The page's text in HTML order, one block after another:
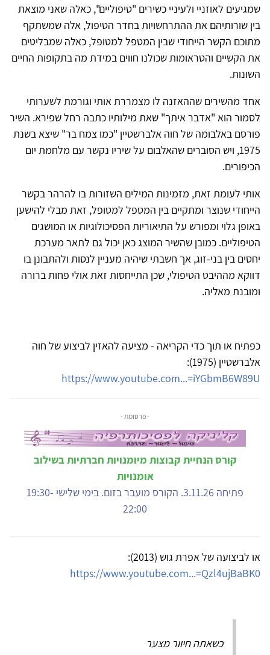
שמגיעים לאוזניי ולעיניי כשירים "טיפוליים", כאלה שאני מוצאת
בין שורותיהם את ההתרחשויות בחדר הטיפול, אלה שמשתקף
מתוכם הקשר הייחודי שבין המטפל למטופל, כאלה שמבליטים
את הקשיים והטראומות שכולנו חווים במידת מה בתקופות החיים
השונות.
אחד מהשירים שההאזנה לו מצמררת אותי וגורמת לשערותי
לסמור הוא "אדבר איתך" שאת מילותיו כתבה רחל שפירא. השיר
פורסם באלבומה של חוה אלברשטיין "כמו צמח בר" שיצא בשנת
1975, ויש הסוברים שהאלבום על שיריו נקשר עם מלחמת יום
הכיפורים.
אותי לעומת זאת, מזמינות המילים השזורות בו להרהר בקשר
הייחודי שנוצר ומתקיים בין המטפל למטופל, זאת מבלי להישען
באופן גלוי ומפורש על התיאוריות הפסיכולוגיות או המושגים
הטיפוליים. כמובן שהשיר המוצג כאן יכול גם לתאר מערכת
יחסים בין בני-זוג, אך חשבתי שיהיה מעניין לנסות ולהתבונן בו
דווקא מההיבט הטיפולי, שכן התייחסות זאת אולי פחות ברורה
ומובנת מאליה.
כפתיח או תוך כדי הקריאה - מציעה להאזין לביצוע של חוה
אלברשטיין (1975):
https://www.youtube.com...=iYGbmB6W89U
- פרסומת -
קורס הנחיית קבוצות מיומנויות חברתיות בשילוב
אומנויות
פתיחה 3.11.26. הקורס מועבר בזום. בימי שלישי 19:30-
22:00
או לביצועה של אפרת גוש (2013):
https://www.youtube.com...=Qzl4ujBaBK0
כשאתה חיוור מצער